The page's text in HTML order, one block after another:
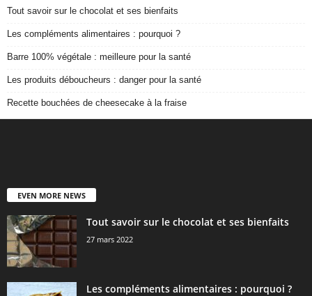
Tout savoir sur le chocolat et ses bienfaits
Les compléments alimentaires : pourquoi ?
Barre 100% végétale : meilleure pour la santé
Les produits déboucheurs : danger pour la santé
Recette bouchées de cheesecake à la fraise
EVEN MORE NEWS
Tout savoir sur le chocolat et ses bienfaits
27 mars 2022
Les compléments alimentaires : pourquoi ?